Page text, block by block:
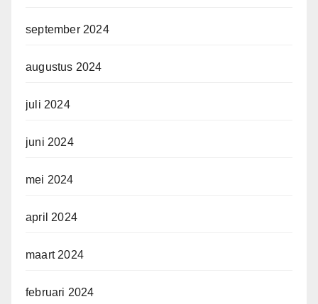
september 2024
augustus 2024
juli 2024
juni 2024
mei 2024
april 2024
maart 2024
februari 2024